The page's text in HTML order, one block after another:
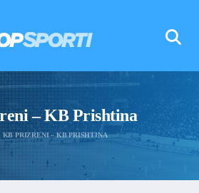
– KB Prishtina
KB PRIZRENI – KB PRISHTINA